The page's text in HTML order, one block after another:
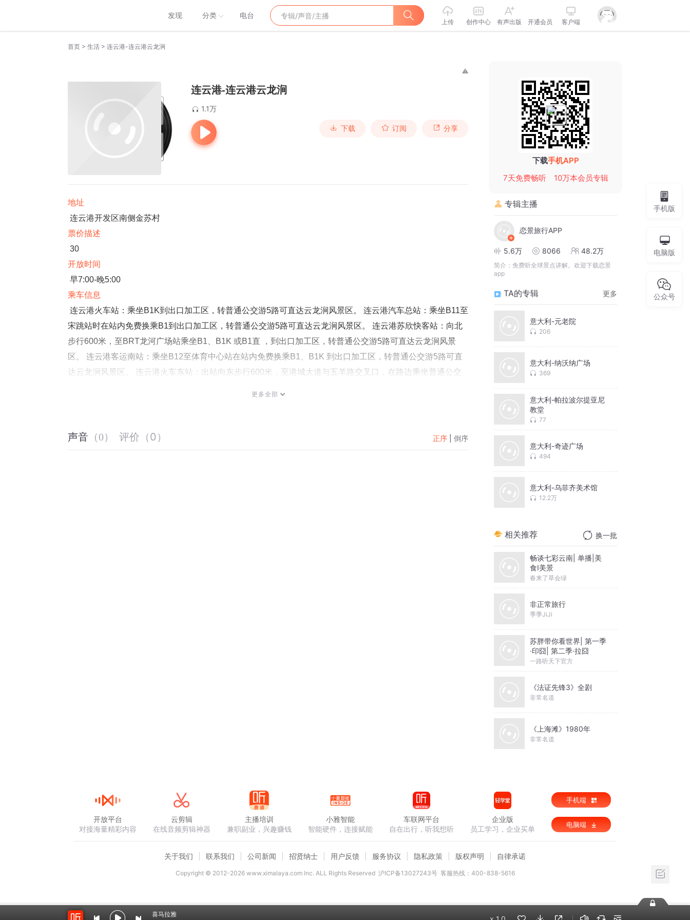
发现 分类 电台
上传 创作中心 有声出版 开通会员 客户端
首页 > 生活 > 连云港-连云港云龙涧
连云港-连云港云龙涧
1.1万
下载 订阅 分享
地址
连云港开发区南侧金苏村
票价描述
30
开放时间
早7:00-晚5:00
乘车信息
连云港火车站：乘坐B1K到出口加工区，转普通公交游5路可直达云龙涧风景区。 连云港汽车总站：乘坐B11至
宋跳站时在站内免费换乘B1到出口加工区，转普通公交游5路可直达云龙涧风景区。 连云港苏欣快客站：向北
步行600米，至BRT龙河广场站乘坐B1、B1K 或B1直 ，到出口加工区，转普通公交游5路可直达云龙涧风景
区。 连云港客运南站：乘坐B12至体育中心站在站内免费换乘B1、B1K 到出口加工区，转普通公交游5路可直
达云龙涧风景区。 连云港火车东站：出站向东步行600米，至港城大道与五羊路交叉口，在路边乘坐普通公交
音频来源于链景旅行
更多全部
声音 （0） 评价 （0 ） 正序 倒序
下载手机APP
7天免费畅听
10万本会员专辑
专辑主播
恋景旅行APP
5.6万 8066 48.2万
简介： 免费听全球景点讲解。欢迎下载恋景
app
TA的专辑 更多
意大利-元老院
206
意大利-纳沃纳广场
369
意大利-帕拉波尔提亚尼
教堂
77
意大利-奇迹广场
494
意大利-乌菲齐美术馆
12.2万
相关推荐 换一批
畅谈七彩云南| 单播|美
食I美景
春来了草会绿
非正常旅行
季季JiJi
苏胖带你看世界| 第一季
·印囧| 第二季·拉囧
一路听天下官方
《法证先锋3》全剧
非常名道
《上海滩》1980年
非常名道
手机版
电脑版
公众号
喜马拉雅
开放平台
对接海量精彩内容
云剪辑
在线音频剪辑神器
主播培训
兼职副业，兴趣赚钱
小雅智能
智能硬件，连接赋能
车联网平台
自在出行，听我想听
企业版
员工学习，企业买单
手机端
电脑端
关于我们 联系我们 公司新闻 招贤纳士 用户反馈 服务协议 隐私政策 版权声明 自律承诺
Copyright © 2012-2026www.ximalaya.com lnc. ALL Rights Reserved 沪ICP备13027243号 客服热线：400-838-5616